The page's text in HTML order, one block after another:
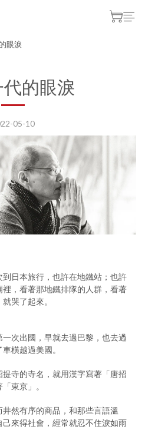
眼淚
的眼淚
05-10
日本旅行，也許在地鐵站；也許
，看著那地鐵排隊的人群，看著
哭了起來。
次出國，早就去過巴黎，也去過
橫越過美國。
寺的寺名，就用漢字寫著「唐招
東京」。
然有序的商品，和那些言語溫
來得社會，經常就忍不住淚如雨